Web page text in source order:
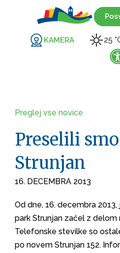
KAMERA 25
Preglej vse novice
Preselili
Strunjan
16. DECEMBRA 2013
Od dne, 16. decembra
park Strunjan začel z delom
Telefonske stevilke so
po novem Strunjan 152.